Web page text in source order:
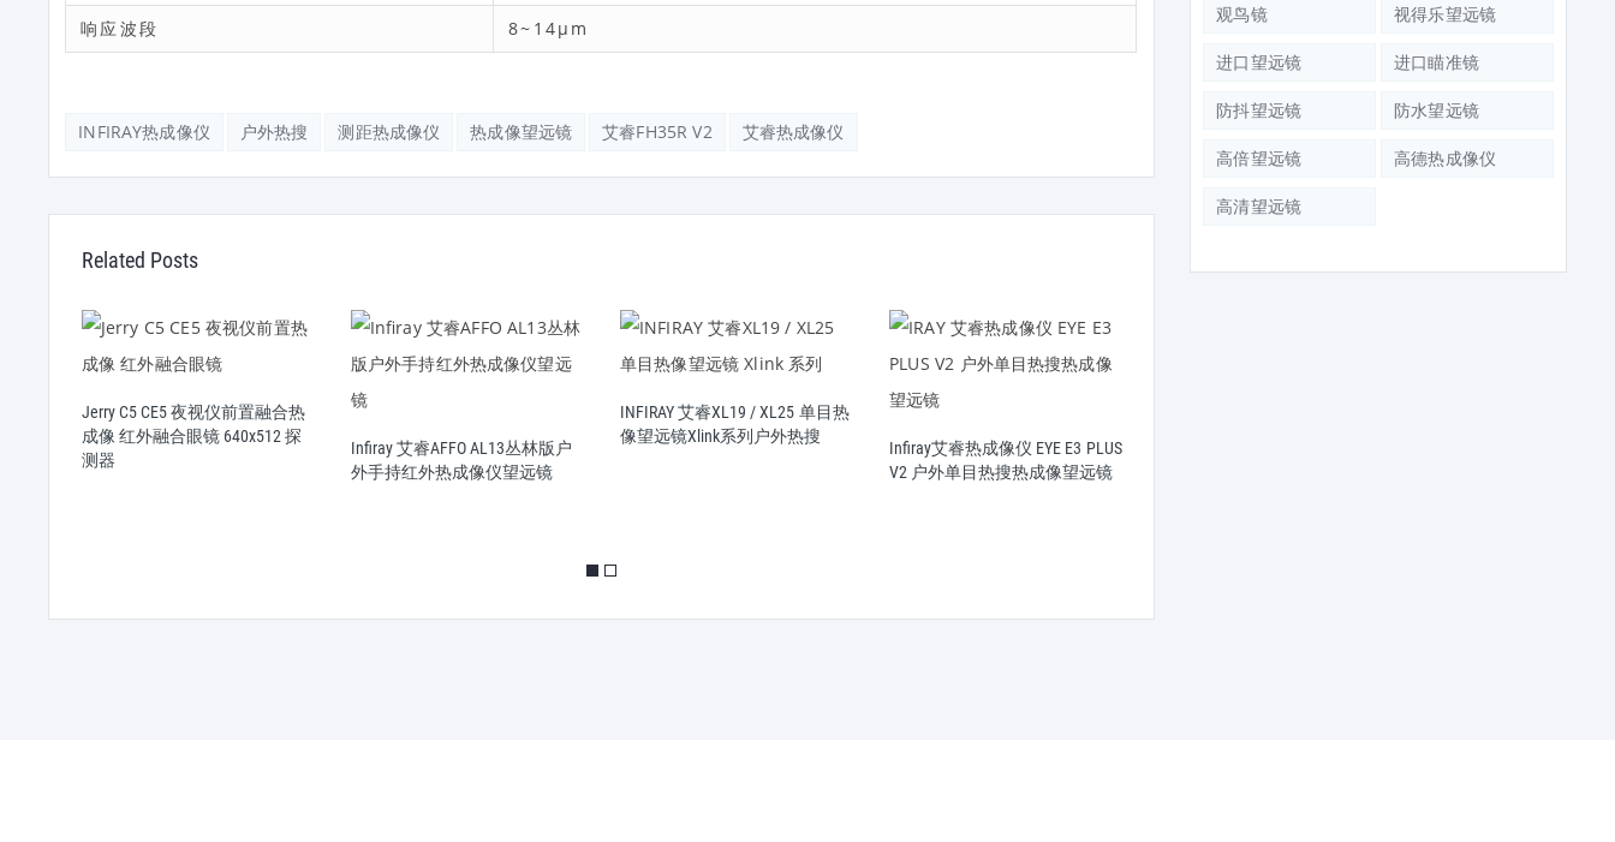
响应波段 8~14μm
INFIRAY热成像仪 户外热搜 测距热成像仪 热成像望远镜 艾睿FH35R V2 艾睿热成像仪
Related Posts
Jerry C5 CE5 夜视仪前置融合热
成像 红外融合眼镜 640x512 探
测器
Infiray 艾睿AFFO AL13丛林版户
外手持红外热成像仪望远镜
INFIRAY 艾睿XL19 / XL25 单目热
像望远镜Xlink系列户外热搜
Infiray艾睿热成像仪 EYE E3 PLUS
V2 户外单目热搜热成像望远镜
观鸟镜 视得乐望远镜
进口望远镜 进口瞄准镜
防抖望远镜 防水望远镜
高倍望远镜 高德热成像仪
高清望远镜